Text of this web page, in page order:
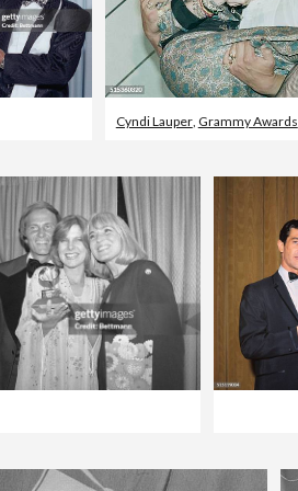
Cyndi Lauper, Grammy Awards